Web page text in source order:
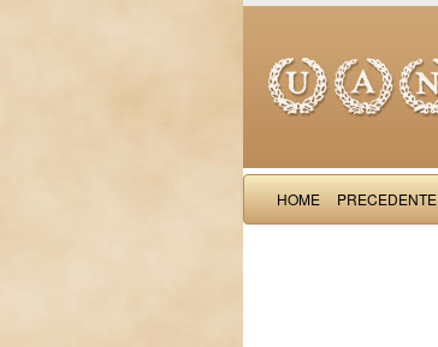
HOME PRECEDENTE